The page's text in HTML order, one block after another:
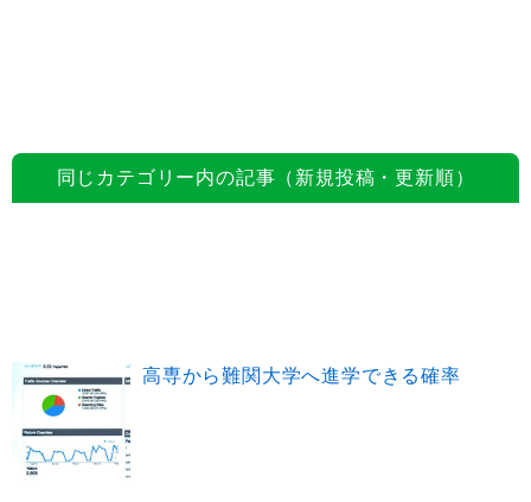
同じカテゴリー内の記事（新規投稿・更新順）
高専から難関大学へ進学できる確率